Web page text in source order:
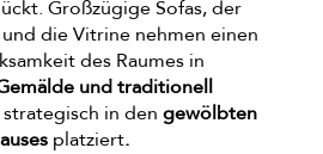
Großzügige Sofas, der
die Vitrine nehmen einen
des Raumes in
und traditionell
in den gewölbten
platziert.